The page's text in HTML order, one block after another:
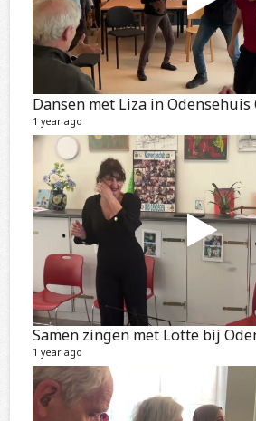
Dansen met Liza in Odensehuis
1 year ago
Samen zingen met Lotte bij
1 year ago